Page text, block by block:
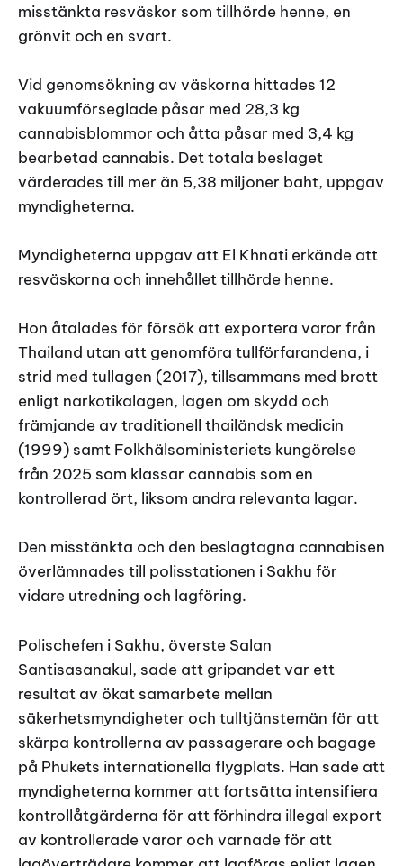
misstänkta resväskor som tillhörde henne, en
grönvit och en svart.
Vid genomsökning av väskorna hittades 12
vakuumförseglade påsar med 28,3 kg
cannabisblommor och åtta påsar med 3,4 kg
bearbetad cannabis. Det totala beslaget
värderades till mer än 5,38 miljoner baht, uppgav
myndigheterna.
Myndigheterna uppgav att El Khnati erkände att
resväskorna och innehållet tillhörde henne.
Hon åtalades för försök att exportera varor från
Thailand utan att genomföra tullförfarandena, i
strid med tullagen (2017), tillsammans med brott
enligt narkotikalagen, lagen om skydd och
främjande av traditionell thailändsk medicin
(1999) samt Folkhälsoministeriets kungörelse
från 2025 som klassar cannabis som en
kontrollerad ört, liksom andra relevanta lagar.
Den misstänkta och den beslagtagna cannabisen
överlämnades till polisstationen i Sakhu för
vidare utredning och lagföring.
Polischefen i Sakhu, överste Salan
Santisasanakul, sade att gripandet var ett
resultat av ökat samarbete mellan
säkerhetsmyndigheter och tulltjänstemän för att
skärpa kontrollerna av passagerare och bagage
på Phukets internationella flygplats. Han sade att
myndigheterna kommer att fortsätta intensifiera
kontrollåtgärderna för att förhindra illegal export
av kontrollerade varor och varnade för att